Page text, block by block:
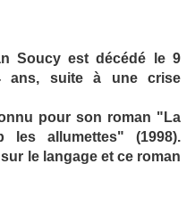
Soucy est décédé le 9
ans, suite à une crise
pour son roman "La
allumettes" (1998).
le langage et ce roman